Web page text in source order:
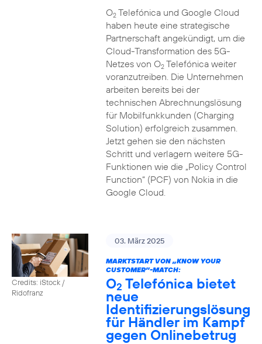
O2Telefónica und Google Cloud
haben heute eine strategische
Partnerschaft angekündigt, um die
Cloud-Transformation des 5G-
Netzes von O2Telefónica weiter
voranzutreiben. Die Unternehmen
arbeiten bereits bei der
technischen Abrechnungslösung
für Mobilfunkkunden (Charging
Solution) erfolgreich zusammen.
Jetzt gehen sie den nächsten
Schritt und verlagern weitere 5G-
Funktionen wie die „Policy Control
Function“ (PCF) von Nokia in die
Google Cloud.
Credits: iStock /
Ridofranz
03. März 2025
MARKTSTART VON „KNOW YOUR
CUSTOMER”-MATCH:
O2 Telefónica bietet
neue
Identifizierungslösung
für Händler im Kampf
gegen Onlinebetrug